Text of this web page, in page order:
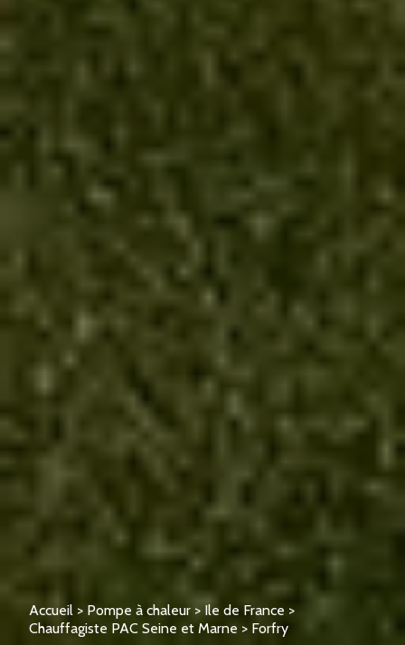
Accueil > Pompe à chaleur > Ile de France >
Chauffagiste PAC Seine et Marne > Forfry